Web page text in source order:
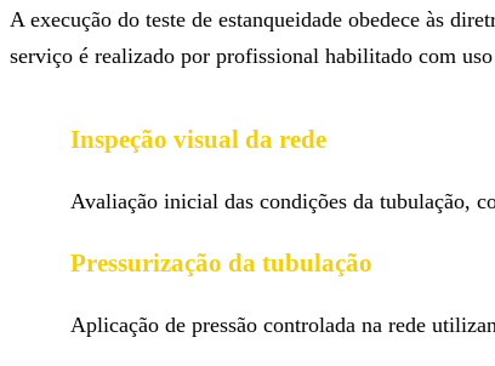
A execução do teste de estanqueidade obedece às
serviço é realizado por profissional habilitado com
Inspeção visual da rede
Avaliação inicial das condições da tubulação,
Pressurização da tubulação
Aplicação de pressão controlada na rede